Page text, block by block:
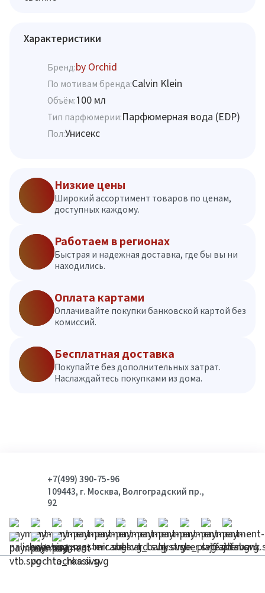
Характеристики
Бренд:by Orchid
По мотивам бренда:Calvin Klein
Объём:100 мл
Тип парфюмерии:Парфюмерная вода (EDP)
Пол:Унисекс
Низкие цены
Широкий ассортимент товаров по ценам,
доступных каждому.
Работаем в регионах
Быстрая и надежная доставка, где бы вы ни
находились.
Оплата картами
Оплачивайте покупки банковской картой без
комиссий.
Бесплатная доставка
Покупайте без дополнительных затрат.
Наслаждайтесь покупками из дома.
+7(499) 390-75-96
109443, г. Москва, Волгоградский пр.,
92